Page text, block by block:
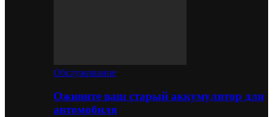
Обслуживание
Оживите ваш старый аккумулятор для
автомобиля